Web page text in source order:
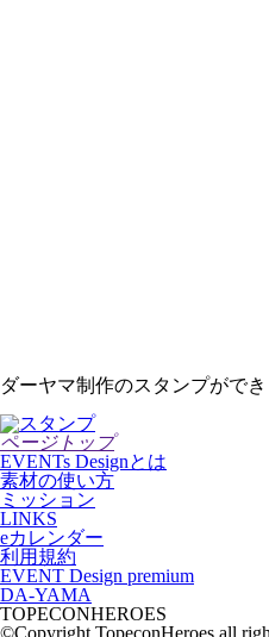
ダーヤマ制作のスタンプができ
ページトップ
EVENTs Designとは
素材の使い方
ミッション
LINKS
eカレンダー
利用規約
EVENT Design premium
DA-YAMA
TOPECONHEROES
©Copyright TopeconHeroes all